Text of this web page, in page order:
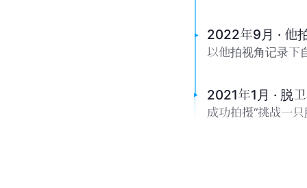
2022年9月 · 他
以他拍视角记录下
2021年1月 · 脱
成功拍摄“挑战一